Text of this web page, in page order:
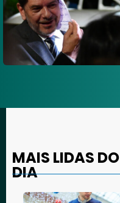
MAIS LIDAS DO
DIA